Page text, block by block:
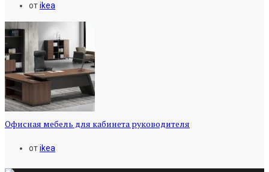
отikea
Офисная мебель для кабинета руководителя
отikea